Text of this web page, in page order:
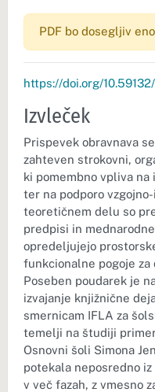
PDF bo dosegljiv
https://doi.org/
Izvleček
Prispevek obravnava
zahteven strokovni,
ki pomembno vpliva
ter na podporo
teoretičnem delu so
predpisi in
opredeljujejo
funkcionalne pogoje
Poseben poudarek je
izvajanje knjižnične
smernicam IFLA za
temelji na študiji
Osnovni šoli Simona
potekala neposredno
v več fazah, z vmesno